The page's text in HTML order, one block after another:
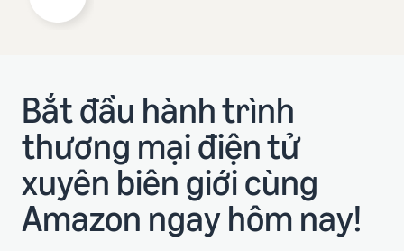
Bắt đầu hành trình
thương mại điện tử
xuyên biên giới cùng
Amazon ngay hôm nay!